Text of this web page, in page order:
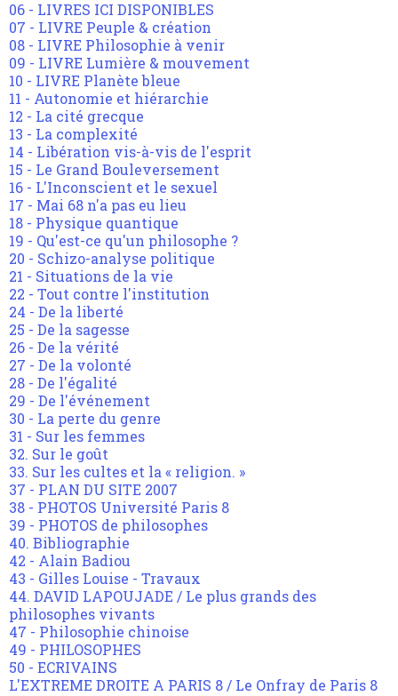
06 - LIVRES ICI DISPONIBLES
07 - LIVRE Peuple & création
08 - LIVRE Philosophie à venir
09 - LIVRE Lumière & mouvement
10 - LIVRE Planète bleue
11 - Autonomie et hiérarchie
12 - La cité grecque
13 - La complexité
14 - Libération vis-à-vis de l'esprit
15 - Le Grand Bouleversement
16 - L'Inconscient et le sexuel
17 - Mai 68 n'a pas eu lieu
18 - Physique quantique
19 - Qu'est-ce qu'un philosophe ?
20 - Schizo-analyse politique
21 - Situations de la vie
22 - Tout contre l'institution
24 - De la liberté
25 - De la sagesse
26 - De la vérité
27 - De la volonté
28 - De l'égalité
29 - De l'événement
30 - La perte du genre
31 - Sur les femmes
32. Sur le goût
33. Sur les cultes et la « religion. »
37 - PLAN DU SITE 2007
38 - PHOTOS Université Paris 8
39 - PHOTOS de philosophes
40. Bibliographie
42 - Alain Badiou
43 - Gilles Louise - Travaux
44. DAVID LAPOUJADE / Le plus grands des
philosophes vivants
47 - Philosophie chinoise
49 - PHILOSOPHES
50 - ECRIVAINS
L'EXTREME DROITE A PARIS 8 / Le Onfray de Paris 8